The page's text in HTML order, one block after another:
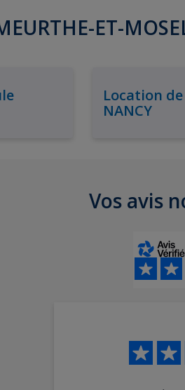
ET-
Location
NANCY
Vos avis